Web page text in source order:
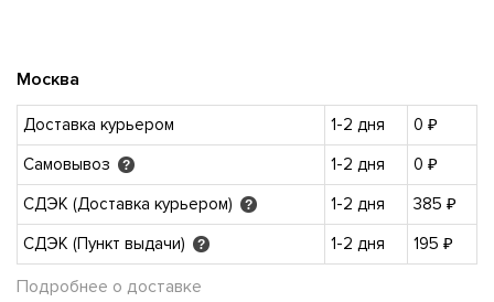
Москва
Доставка курьером 1-2 дня
0 ₽
Самовывоз
? 1-2 дня
0 ₽
СДЭК (Доставка курьером)
? 1-2 дня
385 ₽
СДЭК (Пункт выдачи)
? 1-2 дня 195 ₽
Подробнее о доставке